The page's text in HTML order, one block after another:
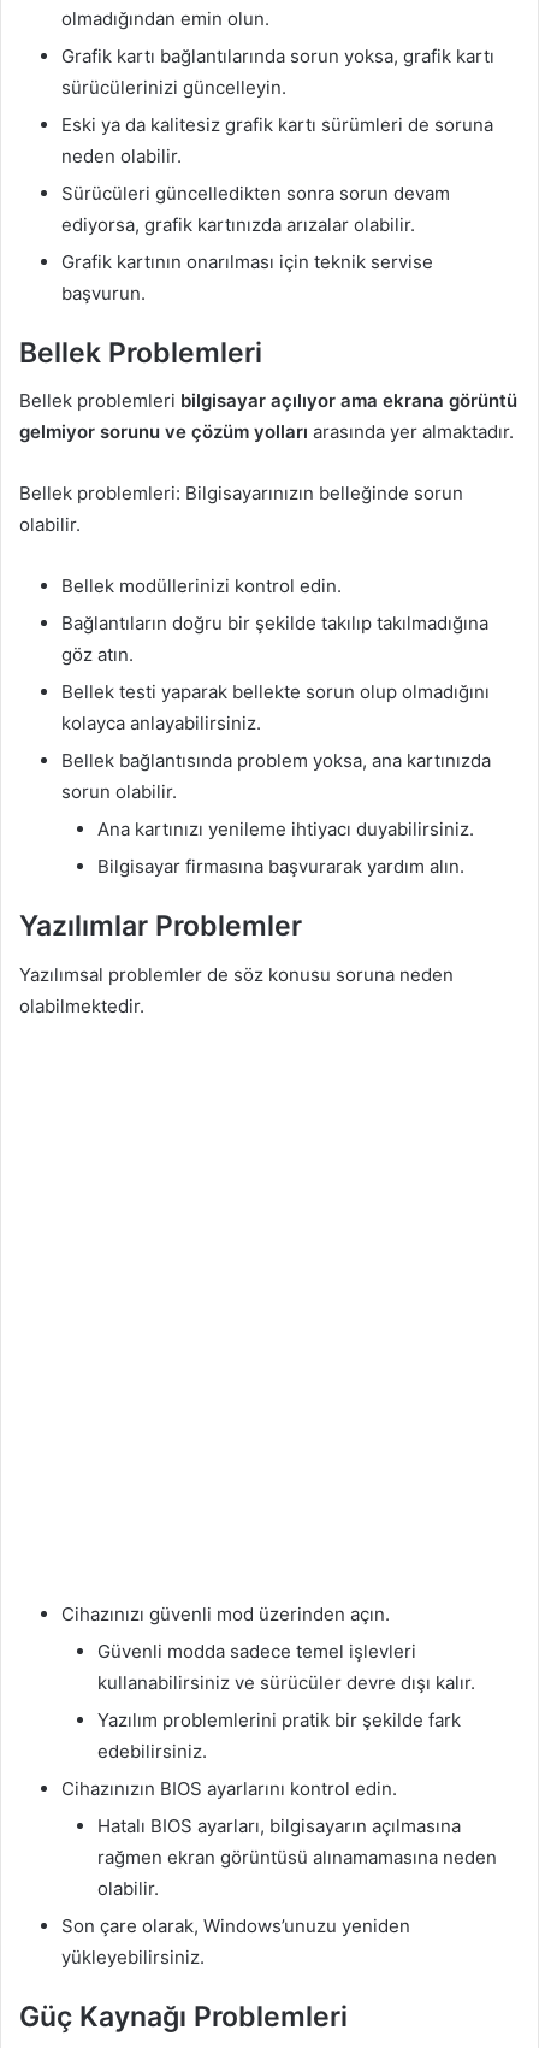
olmadığından emin olun.
Grafik kartı bağlantılarında sorun yoksa, grafik kartı
sürücülerinizi güncelleyin.
Eski ya da kalitesiz grafik kartı sürümleri de soruna
neden olabilir.
Sürücüleri güncelledikten sonra sorun devam
ediyorsa, grafik kartınızda arızalar olabilir.
Grafik kartının onarılması için teknik servise
başvurun.
Bellek Problemleri
Bellek problemleri bilgisayar açılıyor ama ekrana görüntü
gelmiyor sorunu ve çözüm yolları arasında yer almaktadır.
Bellek problemleri: Bilgisayarınızın belleğinde sorun
olabilir.
Bellek modüllerinizi kontrol edin.
Bağlantıların doğru bir şekilde takılıp takılmadığına
göz atın.
Bellek testi yaparak bellekte sorun olup olmadığını
kolayca anlayabilirsiniz.
Bellek bağlantısında problem yoksa, ana kartınızda
sorun olabilir.
Ana kartınızı yenileme ihtiyacı duyabilirsiniz.
Bilgisayar firmasına başvurarak yardım alın.
Yazılımlar Problemler
Yazılımsal problemler de söz konusu soruna neden
olabilmektedir.
Cihazınızı güvenli mod üzerinden açın.
Güvenli modda sadece temel işlevleri
kullanabilirsiniz ve sürücüler devre dışı kalır.
Yazılım problemlerini pratik bir şekilde fark
edebilirsiniz.
Cihazınızın BIOS ayarlarını kontrol edin.
Hatalı BIOS ayarları, bilgisayarın açılmasına
rağmen ekran görüntüsü alınamamasına neden
olabilir.
Son çare olarak, Windows’unuzu yeniden
yükleyebilirsiniz.
Güç Kaynağı Problemleri